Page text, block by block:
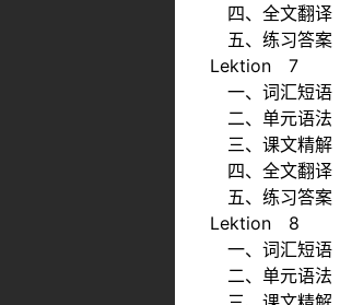
四、全文翻译
五、练习答案
Lektion 7
一、词汇短语
二、单元语法
三、课文精解
四、全文翻译
五、练习答案
Lektion 8
一、词汇短语
二、单元语法